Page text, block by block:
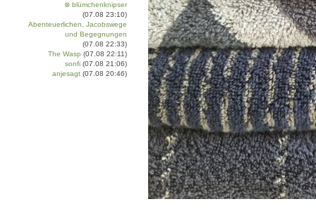
⊗ blümchenknipser
(07.08 23:10)
Abenteuerlichen, Jacobswege
und Begegnungen
(07.08 22:33)
The Wasp (07.08 22:11)
sonfi (07.08 21:06)
anjesagt (07.08 20:46)